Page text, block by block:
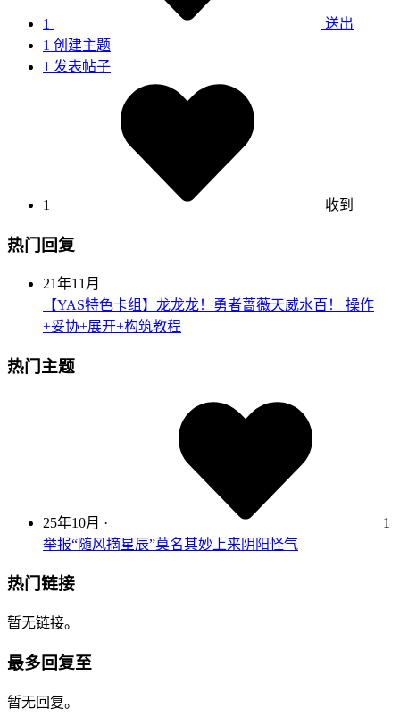
1
送出
1 创建主题
1 发表帖子
1 收到
热门回复
21年11月
【YAS特色卡组】龙龙龙！勇者蔷薇天威水百！ 操作
+妥协+展开+构筑教程
热门主题
25年10月 ·
1
举报“随风摘星辰”莫名其妙上来阴阳怪气
热门链接
暂无链接。
最多回复至
暂无回复。